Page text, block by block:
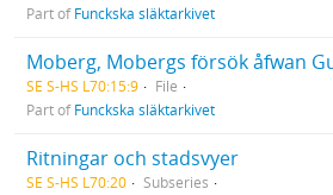
Part ofFunckska släktarkivet
SE S-HS L70:15:9
File
Part ofFunckska släktarkivet
Ritningar och stadsvyer
SE S-HS L70:20
Subseries